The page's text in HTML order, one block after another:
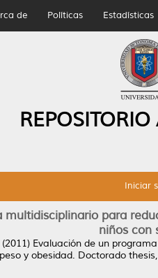
de Políticas Estadísticas
Iniciar
multidisciplinario para
niños con
(2011) Evaluación de un
y obesidad. Doctorado